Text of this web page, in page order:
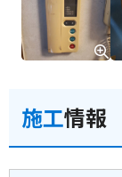
施工情報